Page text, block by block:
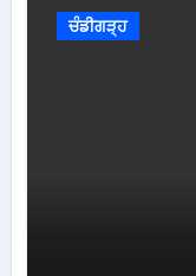
ਚੰਡੀਗੜ੍ਹ